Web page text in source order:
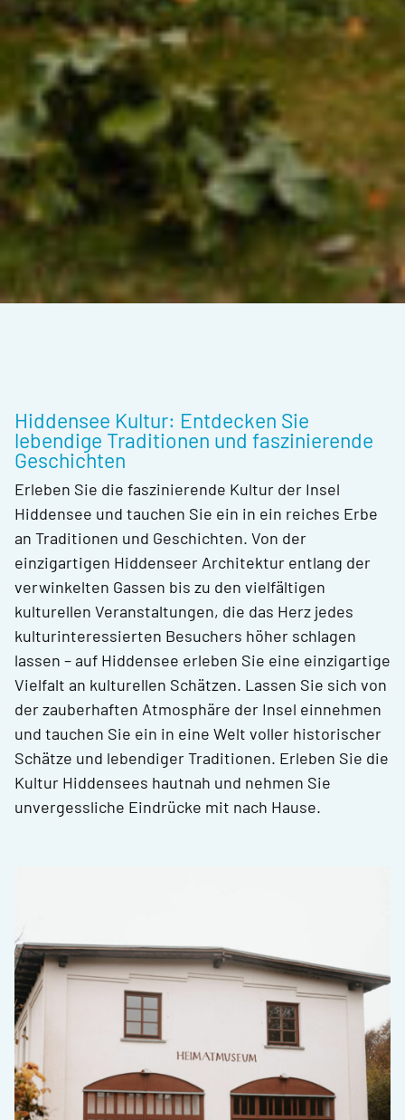
Hiddensee Kultur: Entdecken Sie
lebendige Traditionen und faszinierende
Geschichten
Erleben Sie die faszinierende Kultur der Insel
Hiddensee und tauchen Sie ein in ein reiches Erbe
an Traditionen und Geschichten. Von der
einzigartigen Hiddenseer Architektur entlang der
verwinkelten Gassen bis zu den vielfältigen
kulturellen Veranstaltungen, die das Herz jedes
kulturinteressierten Besuchers höher schlagen
lassen – auf Hiddensee erleben Sie eine einzigartige
Vielfalt an kulturellen Schätzen. Lassen Sie sich von
der zauberhaften Atmosphäre der Insel einnehmen
und tauchen Sie ein in eine Welt voller historischer
Schätze und lebendiger Traditionen. Erleben Sie die
Kultur Hiddensees hautnah und nehmen Sie
unvergessliche Eindrücke mit nach Hause.